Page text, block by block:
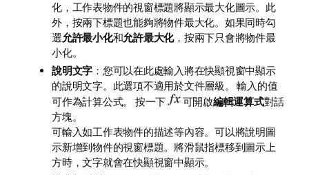
化，工作表物件的視窗標題將顯示最大化圖示。此
外，按兩下標題也能夠將物件最大化。如果同時勾
選允許最小化和允許最大化，按兩下只會將物件最
小化。
說明文字 ：您可以在此處輸入將在快顯視窗中顯示
的說明文字。此選項不適用於文件層級。 輸入的值
可作為計算公式。 按一下
可開啟編輯運算式對話
方塊。
可輸入如工作表物件的描述等內容。可以將說明圖
示新增到物件的視窗標題。將滑鼠指標移到圖示上
方時，文字就會在快顯視窗中顯示。